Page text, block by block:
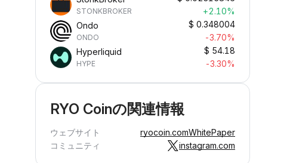
STONKBROKER
+2.10%
Ondo
ONDO
$ 0.348004
-3.70%
Hyperliquid
HYPE
$ 54.18
-3.30%
RYO Coinの関連情報
ウェブサイト ryocoin.comWhitePaper
コミュニティ
instagram.com